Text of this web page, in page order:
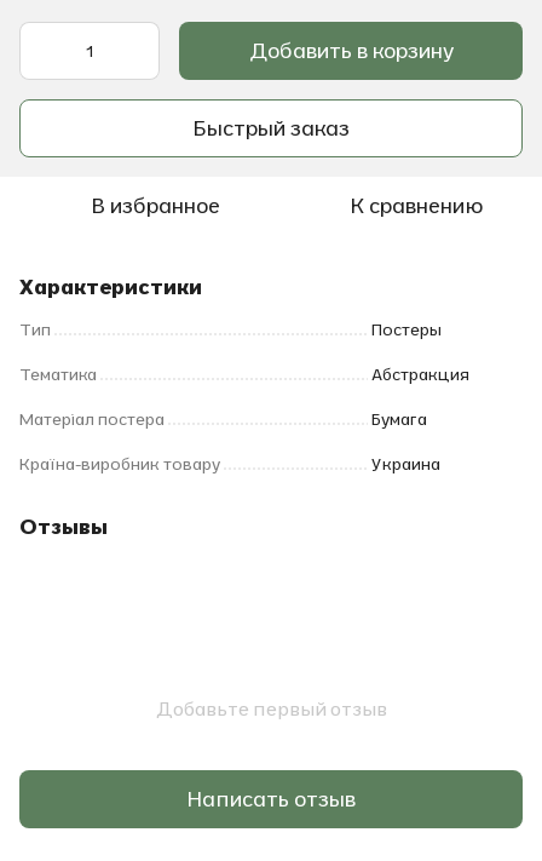
Добавить в корзину
Быстрый заказ
В избранное К сравнению
Характеристики
Тип Постеры
Тематика Абстракция
Матеріал постера Бумага
Країна-виробник товару Украина
Отзывы
Добавьте первый отзыв
Написать отзыв